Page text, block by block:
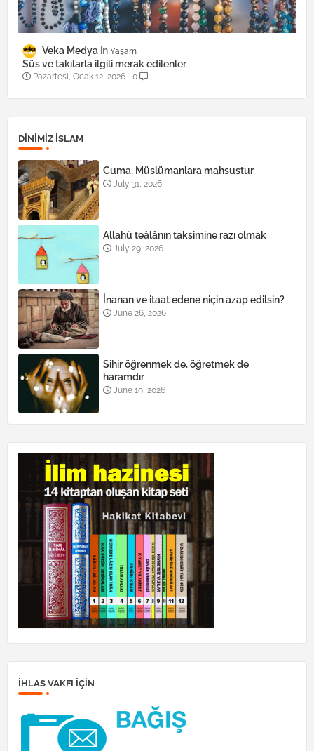
Veka Medya Yaşam
Süs ve takılarla ilgili merak edilenler
Pazartesi, Ocak 12, 2026 0
DINIMIZ ISLAM
Cuma, Müslümanlara mahsustur
July 31, 2026
Allahü teâlânın taksimine razı olmak
July 29, 2026
İnanan ve itaat edene niçin azap edilsin?
June 26, 2026
Sihir öğrenmek de, öğretmek de
haramdır
June 19, 2026
İHLAS VAKFI IÇIN